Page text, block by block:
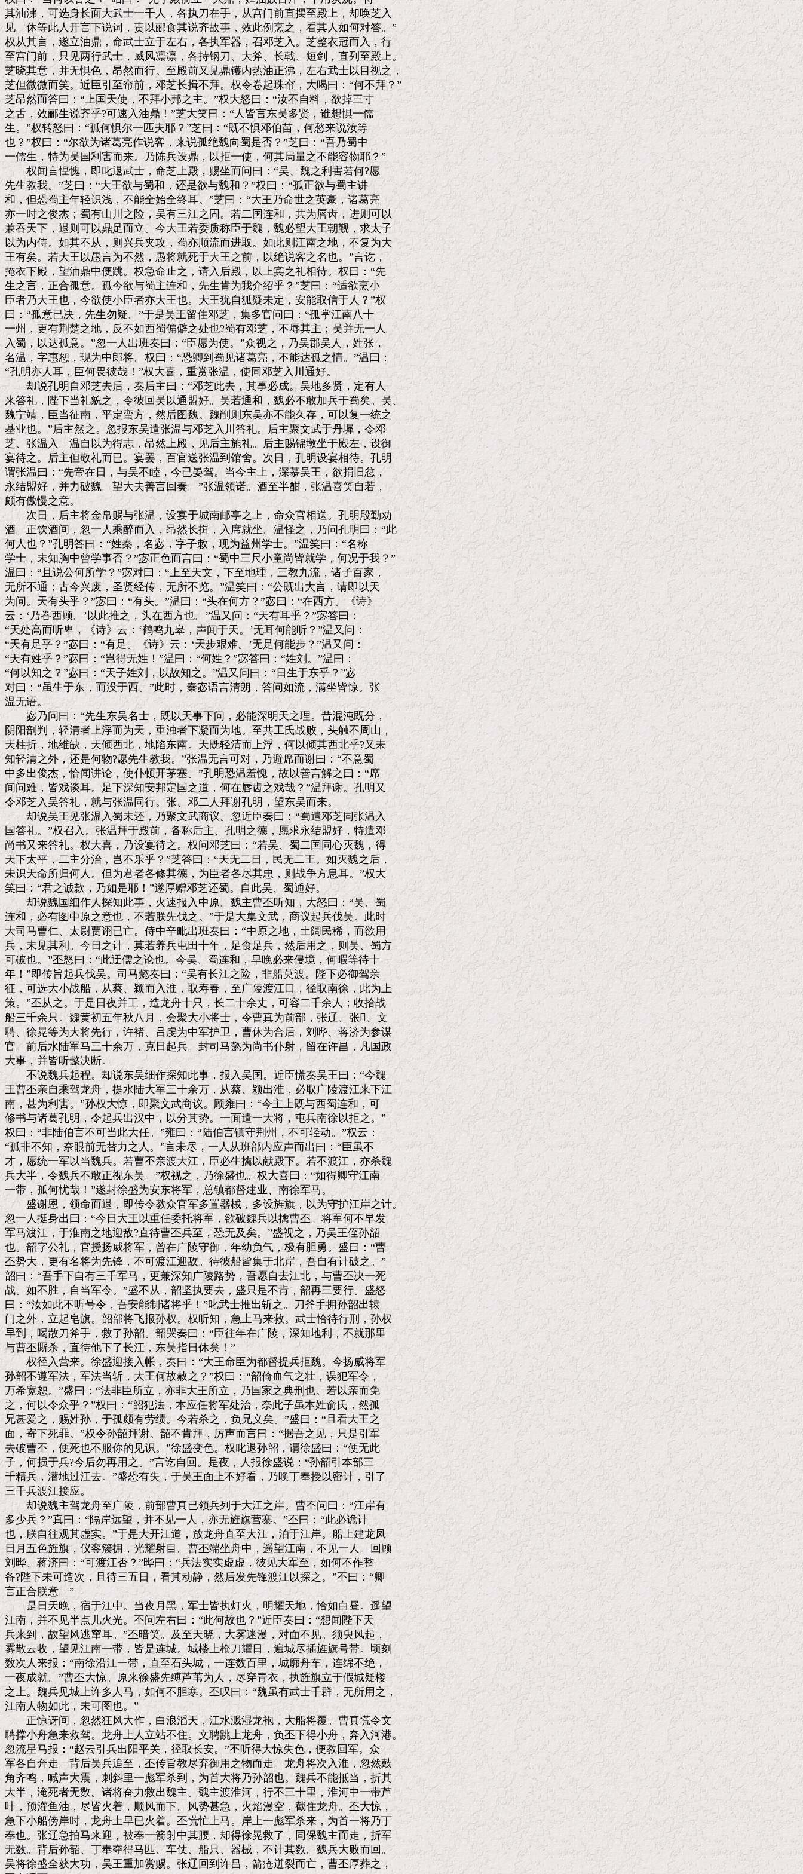
其油沸，可选身长面大武士一千人，各执刀在手，从宫门前直摆至殿上，却唤芝入
见。休等此人开言下说词，责以郦食其说齐故事，效此例烹之，看其人如何对答。”
权从其言，遂立油鼎，命武士立于左右，各执军器，召邓芝入。芝整衣冠而入，行
至宫门前，只见两行武士，威风凛凛，各持钢刀、大斧、长戟、短剑，直列至殿上。
芝晓其意，并无惧色，昂然而行。至殿前又见鼎镬内热油正沸，左右武士以目视之，
芝但微微而笑。近臣引至帘前，邓芝长揖不拜。权令卷起珠帘，大喝曰：“何不拜？”
芝昂然而答曰：“上国天使，不拜小邦之主。”权大怒曰：“汝不自料，欲掉三寸
之舌，效郦生说齐乎?可速入油鼎！”芝大笑曰：“人皆言东吴多贤，谁想惧一儒
生。”权转怒曰：“孤何惧尔一匹夫耶？”芝曰：“既不惧邓伯苗，何愁来说汝等
也？”权曰：“尔欲为诸葛亮作说客，来说孤绝魏向蜀是否？”芝曰：“吾乃蜀中
一儒生，特为吴国利害而来。乃陈兵设鼎，以拒一使，何其局量之不能容物耶？”
权闻言惶愧，即叱退武士，命芝上殿，赐坐而问曰：“吴、魏之利害若何?愿
先生教我。”芝曰：“大王欲与蜀和，还是欲与魏和？”权曰：“孤正欲与蜀主讲
和，但恐蜀主年轻识浅，不能全始全终耳。”芝曰：“大王乃命世之英豪，诸葛亮
亦一时之俊杰；蜀有山川之险，吴有三江之固。若二国连和，共为唇齿，进则可以
兼吞天下，退则可以鼎足而立。今大王若委质称臣于魏，魏必望大王朝觐，求太子
以为内侍。如其不从，则兴兵夹攻，蜀亦顺流而进取。如此则江南之地，不复为大
王有矣。若大王以愚言为不然，愚将就死于大王之前，以绝说客之名也。”言讫，
掩衣下殿，望油鼎中便跳。权急命止之，请入后殿，以上宾之礼相待。权曰：“先
生之言，正合孤意。孤今欲与蜀主连和，先生肯为我介绍乎？”芝曰：“适欲烹小
臣者乃大王也，今欲使小臣者亦大王也。大王犹自狐疑未定，安能取信于人？”权
曰：“孤意已决，先生勿疑。”于是吴王留住邓芝，集多官问曰：“孤掌江南八十
一州，更有荆楚之地，反不如西蜀偏僻之处也?蜀有邓芝，不辱其主；吴并无一人
入蜀，以达孤意。”忽一人出班奏曰：“臣愿为使。”众视之，乃吴郡吴人，姓张，
名温，字惠恕，现为中郎将。权曰：“恐卿到蜀见诸葛亮，不能达孤之情。”温曰：
“孔明亦人耳，臣何畏彼哉！”权大喜，重赏张温，使同邓芝入川通好。
却说孔明自邓芝去后，奏后主曰：“邓芝此去，其事必成。吴地多贤，定有人
来答礼，陛下当礼貌之，令彼回吴以通盟好。吴若通和，魏必不敢加兵于蜀矣。吴、
魏宁靖，臣当征南，平定蛮方，然后图魏。魏削则东吴亦不能久存，可以复一统之
基业也。”后主然之。忽报东吴遣张温与邓芝入川答礼。后主聚文武于丹墀，令邓
芝、张温入。温自以为得志，昂然上殿，见后主施礼。后主赐锦墩坐于殿左，设御
宴待之。后主但敬礼而已。宴罢，百官送张温到馆舍。次日，孔明设宴相待。孔明
谓张温曰：“先帝在日，与吴不睦，今已晏驾。当今主上，深慕吴王，欲捐旧忿，
永结盟好，并力破魏。望大夫善言回奏。”张温领诺。酒至半酣，张温喜笑自若，
颇有傲慢之意。
次日，后主将金帛赐与张温，设宴于城南邮亭之上，命众官相送。孔明殷勤劝
酒。正饮酒间，忽一人乘醉而入，昂然长揖，入席就坐。温怪之，乃问孔明曰：“此
何人也？”孔明答曰：“姓秦，名宓，字子敕，现为益州学士。”温笑曰：“名称
学士，未知胸中曾学事否？”宓正色而言曰：“蜀中三尺小童尚皆就学，何况于我？”
温曰：“且说公何所学？”宓对曰：“上至天文，下至地理，三教九流，诸子百家，
无所不通；古今兴废，圣贤经传，无所不览。”温笑曰：“公既出大言，请即以天
为问。天有头乎？”宓曰：“有头。”温曰：“头在何方？”宓曰：“在西方。《诗》
云：‘乃眷西顾。’以此推之，头在西方也。”温又问：“天有耳乎？”宓答曰：
“天处高而听卑，《诗》云：‘鹤鸣九皋，声闻于天。’无耳何能听？”温又问：
“天有足乎？”宓曰：“有足。《诗》云：‘天步艰难。’无足何能步？”温又问：
“天有姓乎？”宓曰：“岂得无姓！”温曰：“何姓？”宓答曰：“姓刘。”温曰：
“何以知之？”宓曰：“天子姓刘，以故知之。”温又问曰：“日生于东乎？”宓
对曰：“虽生于东，而没于西。”此时，秦宓语言清朗，答问如流，满坐皆惊。张
温无语。
宓乃问曰：“先生东吴名士，既以天事下问，必能深明天之理。昔混沌既分，
阴阳剖判，轻清者上浮而为天，重浊者下凝而为地。至共工氏战败，头触不周山，
天柱折，地维缺，天倾西北，地陷东南。天既轻清而上浮，何以倾其西北乎?又未
知轻清之外，还是何物?愿先生教我。”张温无言可对，乃避席而谢曰：“不意蜀
中多出俊杰，恰闻讲论，使仆顿开茅塞。”孔明恐温羞愧，故以善言解之曰：“席
间问难，皆戏谈耳。足下深知安邦定国之道，何在唇齿之戏哉？”温拜谢。孔明又
令邓芝入吴答礼，就与张温同行。张、邓二人拜谢孔明，望东吴而来。
却说吴王见张温入蜀未还，乃聚文武商议。忽近臣奏曰：“蜀遣邓芝同张温入
国答礼。”权召入。张温拜于殿前，备称后主、孔明之德，愿求永结盟好，特遣邓
尚书又来答礼。权大喜，乃设宴待之。权问邓芝曰：“若吴、蜀二国同心灭魏，得
天下太平，二主分治，岂不乐乎？”芝答曰：“天无二日，民无二王。如灭魏之后，
未识天命所归何人。但为君者各修其德，为臣者各尽其忠，则战争方息耳。”权大
笑曰：“君之诚款，乃如是耶！”遂厚赠邓芝还蜀。自此吴、蜀通好。
却说魏国细作人探知此事，火速报入中原。魏主曹丕听知，大怒曰：“吴、蜀
连和，必有图中原之意也，不若朕先伐之。”于是大集文武，商议起兵伐吴。此时
大司马曹仁、太尉贾诩已亡。侍中辛毗出班奏曰：“中原之地，土阔民稀，而欲用
兵，未见其利。今日之计，莫若养兵屯田十年，足食足兵，然后用之，则吴、蜀方
可破也。”丕怒曰：“此迂儒之论也。今吴、蜀连和，早晚必来侵境，何暇等待十
年！”即传旨起兵伐吴。司马懿奏曰：“吴有长江之险，非船莫渡。陛下必御驾亲
征，可选大小战船，从蔡、颍而入淮，取寿春，至广陵渡江口，径取南徐，此为上
策。”丕从之。于是日夜并工，造龙舟十只，长二十余丈，可容二千余人；收拾战
船三千余只。魏黄初五年秋八月，会聚大小将士，令曹真为前部，张辽、张、文
聘、徐晃等为大将先行，许褚、吕虔为中军护卫，曹休为合后，刘晔、蒋济为参谋
官。前后水陆军马三十余万，克日起兵。封司马懿为尚书仆射，留在许昌，凡国政
大事，并皆听懿决断。
不说魏兵起程。却说东吴细作探知此事，报入吴国。近臣慌奏吴王曰：“今魏
王曹丕亲自乘驾龙舟，提水陆大军三十余万，从蔡、颍出淮，必取广陵渡江来下江
南，甚为利害。”孙权大惊，即聚文武商议。顾雍曰：“今主上既与西蜀连和，可
修书与诸葛孔明，令起兵出汉中，以分其势。一面遣一大将，屯兵南徐以拒之。”
权曰：“非陆伯言不可当此大任。”雍曰：“陆伯言镇守荆州，不可轻动。”权云：
“孤非不知，奈眼前无替力之人。”言未尽，一人从班部内应声而出曰：“臣虽不
才，愿统一军以当魏兵。若曹丕亲渡大江，臣必生擒以献殿下。若不渡江，亦杀魏
兵大半，令魏兵不敢正视东吴。”权视之，乃徐盛也。权大喜曰：“如得卿守江南
一带，孤何忧哉！”遂封徐盛为安东将军，总镇都督建业、南徐军马。
盛谢恩，领命而退，即传令教众官军多置器械，多设旌旗，以为守护江岸之计。
忽一人挺身出曰：“今日大王以重任委托将军，欲破魏兵以擒曹丕。将军何不早发
军马渡江，于淮南之地迎敌?直待曹丕兵至，恐无及矣。”盛视之，乃吴王侄孙韶
也。韶字公礼，官授扬威将军，曾在广陵守御，年幼负气，极有胆勇。盛曰：“曹
丕势大，更有名将为先锋，不可渡江迎敌。待彼船皆集于北岸，吾自有计破之。”
韶曰：“吾手下自有三千军马，更兼深知广陵路势，吾愿自去江北，与曹丕决一死
战。如不胜，自当军令。”盛不从，韶坚执要去，盛只是不肯，韶再三要行。盛怒
曰：“汝如此不听号令，吾安能制诸将乎！”叱武士推出斩之。刀斧手拥孙韶出辕
门之外，立起皂旗。韶部将飞报孙权。权听知，急上马来救。武士恰待行刑，孙权
早到，喝散刀斧手，救了孙韶。韶哭奏曰：“臣往年在广陵，深知地利，不就那里
与曹丕厮杀，直待他下了长江，东吴指日休矣！”
权径入营来。徐盛迎接入帐，奏曰：“大王命臣为都督提兵拒魏。今扬威将军
孙韶不遵军法，军法当斩，大王何故赦之？”权曰：“韶倚血气之壮，误犯军令，
万希宽恕。”盛曰：“法非臣所立，亦非大王所立，乃国家之典刑也。若以亲而免
之，何以令众乎？”权曰：“韶犯法，本应任将军处治，奈此子虽本姓俞氏，然孤
兄甚爱之，赐姓孙，于孤颇有劳绩。今若杀之，负兄义矣。”盛曰：“且看大王之
面，寄下死罪。”权令孙韶拜谢。韶不肯拜，厉声而言曰：“据吾之见，只是引军
去破曹丕，便死也不服你的见识。”徐盛变色。权叱退孙韶，谓徐盛曰：“便无此
子，何损于兵?今后勿再用之。”言讫自回。是夜，人报徐盛说：“孙韶引本部三
千精兵，潜地过江去。”盛恐有失，于吴王面上不好看，乃唤丁奉授以密计，引了
三千兵渡江接应。
却说魏主驾龙舟至广陵，前部曹真已领兵列于大江之岸。曹丕问曰：“江岸有
多少兵？”真曰：“隔岸远望，并不见一人，亦无旌旗营寨。”丕曰：“此必诡计
也，朕自往观其虚实。”于是大开江道，放龙舟直至大江，泊于江岸。船上建龙凤
日月五色旌旗，仪銮簇拥，光耀射目。曹丕端坐舟中，遥望江南，不见一人。回顾
刘晔、蒋济曰：“可渡江否？”晔曰：“兵法实实虚虚，彼见大军至，如何不作整
备?陛下未可造次，且待三五日，看其动静，然后发先锋渡江以探之。”丕曰：“卿
言正合朕意。”
是日天晚，宿于江中。当夜月黑，军士皆执灯火，明耀天地，恰如白昼。遥望
江南，并不见半点儿火光。丕问左右曰：“此何故也？”近臣奏曰：“想闻陛下天
兵来到，故望风逃窜耳。”丕暗笑。及至天晓，大雾迷漫，对面不见。须臾风起，
雾散云收，望见江南一带，皆是连城。城楼上枪刀耀日，遍城尽插旌旗号带。顷刻
数次人来报：“南徐沿江一带，直至石头城，一连数百里，城廓舟车，连绵不绝，
一夜成就。”曹丕大惊。原来徐盛先缚芦苇为人，尽穿青衣，执旌旗立于假城疑楼
之上。魏兵见城上许多人马，如何不胆寒。丕叹曰：“魏虽有武士千群，无所用之，
江南人物如此，未可图也。”
正惊讶间，忽然狂风大作，白浪滔天，江水溅湿龙袍，大船将覆。曹真慌令文
聘撑小舟急来救驾。龙舟上人立站不住。文聘跳上龙舟，负丕下得小舟，奔入河港。
忽流星马报：“赵云引兵出阳平关，径取长安。”丕听得大惊失色，便教回军。众
军各自奔走。背后吴兵追至，丕传旨教尽弃御用之物而走。龙舟将次入淮，忽然鼓
角齐鸣，喊声大震，刺斜里一彪军杀到，为首大将乃孙韶也。魏兵不能抵当，折其
大半，淹死者无数。诸将奋力救出魏主。魏主渡淮河，行不三十里，淮河中一带芦
叶，预灌鱼油，尽皆火着，顺风而下。风势甚急，火焰漫空，截住龙舟。丕大惊，
急下小船傍岸时，龙舟上早已火着。丕慌忙上马。岸上一彪军杀来，为首一将乃丁
奉也。张辽急拍马来迎，被奉一箭射中其腰，却得徐晃救了，同保魏主而走，折军
无数。背后孙韶、丁奉夺得马匹、车仗、船只、器械，不计其数。魏兵大败而回。
吴将徐盛全获大功，吴王重加赏赐。张辽回到许昌，箭疮迸裂而亡，曹丕厚葬之，